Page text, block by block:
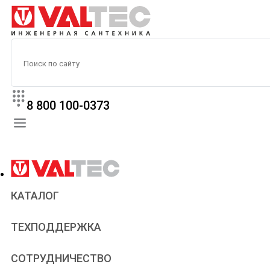
8 800 100-0373
КАТАЛОГ
ТЕХПОДДЕРЖКА
Паспорта и сертификаты
Статьи
СОТРУДНИЧЕСТВО
Сантехникам